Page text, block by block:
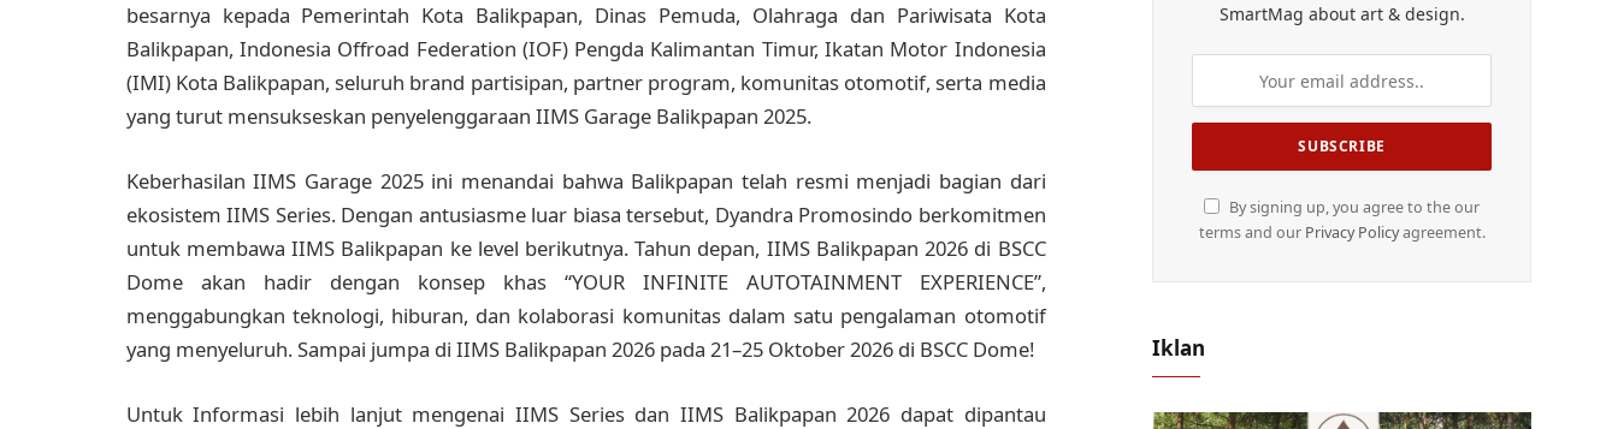
besarnya kepada Pemerintah Kota Balikpapan, Dinas Pemuda, Olahraga dan Pariwisata Kota
Balikpapan, Indonesia Offroad Federation (IOF) Pengda Kalimantan Timur, Ikatan Motor Indonesia
(IMI) Kota Balikpapan, seluruh brand partisipan, partner program, komunitas otomotif, serta media
yang turut mensukseskan penyelenggaraan IIMS Garage Balikpapan 2025.
Keberhasilan IIMS Garage 2025 ini menandai bahwa Balikpapan telah resmi menjadi bagian dari
ekosistem IIMS Series. Dengan antusiasme luar biasa tersebut, Dyandra Promosindo berkomitmen
untuk membawa IIMS Balikpapan ke level berikutnya. Tahun depan, IIMS Balikpapan 2026 di BSCC
Dome akan hadir dengan konsep khas “YOUR INFINITE AUTOTAINMENT EXPERIENCE”,
menggabungkan teknologi, hiburan, dan kolaborasi komunitas dalam satu pengalaman otomotif
yang menyeluruh. Sampai jumpa di IIMS Balikpapan 2026 pada 21–25 Oktober 2026 di BSCC Dome!
Untuk Informasi lebih lanjut mengenai IIMS Series dan IIMS Balikpapan 2026 dapat dipantau
SmartMag about art & design.
By signing up, you agree to the our
terms and our Privacy Policyagreement.
Iklan